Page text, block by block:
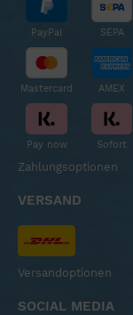
PayPal SEPA
Mastercard AMEX
Pay now Sofort
Zahlungsoptionen
VERSAND
Versandoptionen
SOCIAL MEDIA